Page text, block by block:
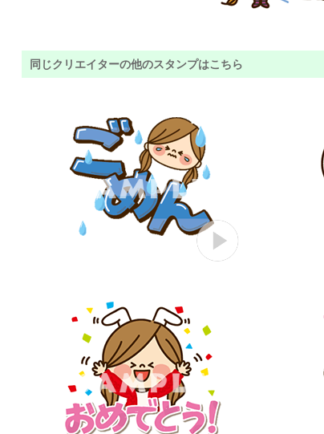
同じクリエイターの他のスタンプはこちら